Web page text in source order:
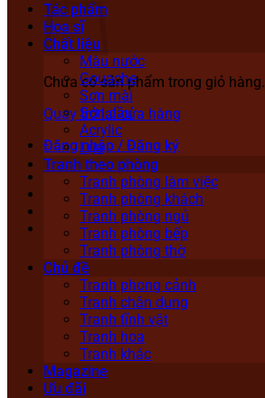
Chưa có sản phẩm trong giỏ hàng.
Quay trở lại cửa hàng
Đăng nhập / Đăng ký
Tác phẩm
Họa sĩ
Chất liệu
Màu nước
Gouache
Sơn mài
Sơn dầu
Acrylic
Lụa
Tranh theo phòng
Tranh phòng làm việc
Tranh phòng khách
Tranh phòng ngủ
Tranh phòng bếp
Tranh phòng thờ
Chủ đề
Tranh phong cảnh
Tranh chân dung
Tranh tĩnh vật
Tranh hoa
Tranh khác
Magazine
Ưu đãi